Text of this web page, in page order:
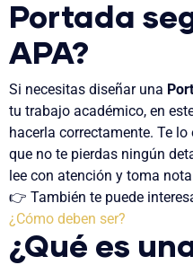
Portada
APA?
Si necesitas diseñar una
tu trabajo académico, en
hacerla correctamente. Te
que no te pierdas ningún
lee con atención y toma
👉 También te puede
¿Cómo deben ser?
¿Qué es